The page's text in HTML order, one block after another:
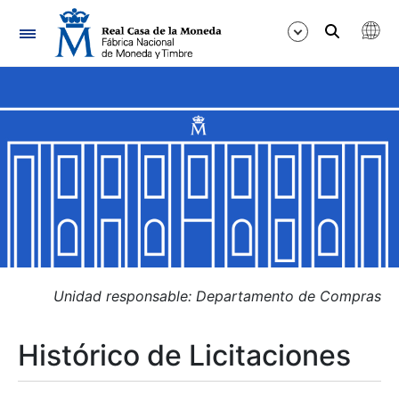
Navegación
Mostrar/Ocultar
Mostrar/Ocultar
Mostrar/Ocultar
Mostrar/Ocultar
Unidad responsable: Departamento de Compras
Histórico de Licitaciones